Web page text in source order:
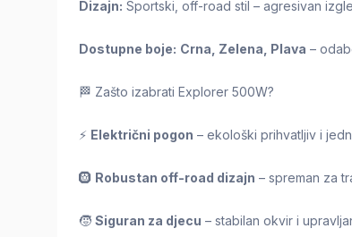
Dizajn: Sportski, off-road stil – agresivan
Dostupne boje: Crna, Zelena, Plava –
🏁 Zašto izabrati Explorer 500W?
⚡ Električni pogon – ekološki prihvatljiv i
🛞 Robustan off-road dizajn – spreman za
🧒 Siguran za djecu – stabilan okvir i